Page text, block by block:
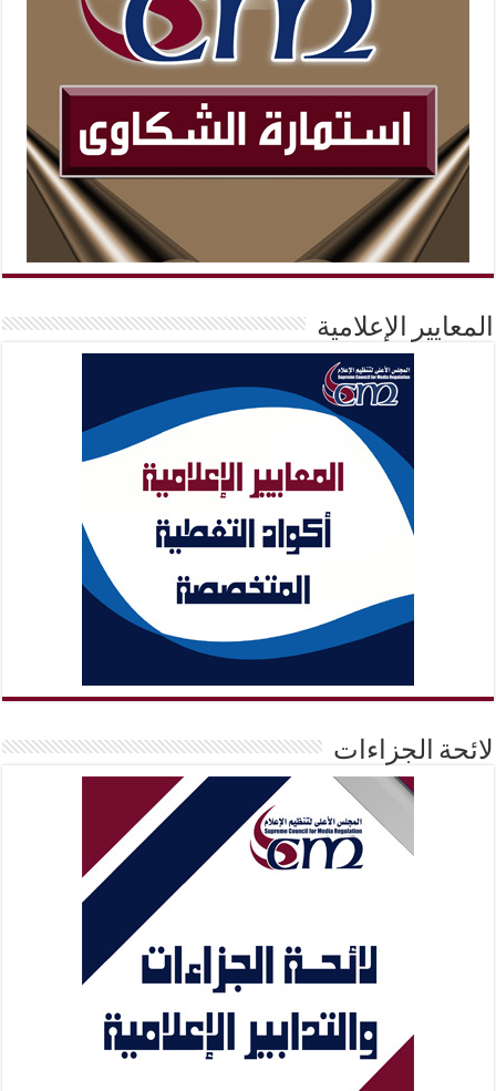
المعايير الإعلامية
لائحة الجزاءات